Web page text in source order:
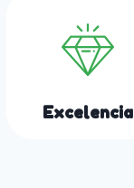
Excelencia